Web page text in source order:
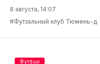
8 августа, 14:07
#Футзальный клуб Тюмень-д
Футбол